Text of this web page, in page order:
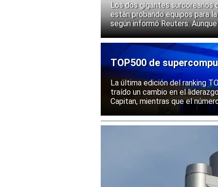
Los dos gigantes surcoreanos
están probando equipos para
según informó Reuters.
implementación, las acciones
ante la posibilidad de un
exportación de tecnologías
TOP500 de
mantiene una posición
La última edición del ranking
traído un cambio en el
Capitan, mientras que el
mantenido su posición entre
rendimiento.